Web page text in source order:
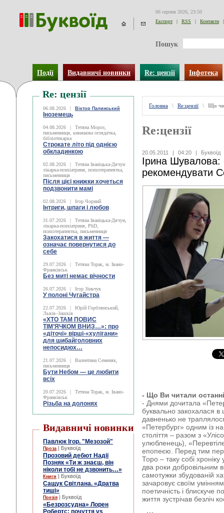
06 серпня 2026, 23:50
Експорт
| RSS | Контакти |
Пошук
Події Видавничі новинки Re: цензії Інфотека
Re: цензії
06.08.2026 | Віктор Палинський
Іноземець
04.08.2026 |
Тетяна Мороз,
письменниця, книжкова оглядачка,
бібліотекарка
Строкате літо під однією
обкладинкою
02.08.2026 |
Тетяна Іваніцька-Дячун
лікарка-психіатриня, психотерапевтка,
письменниця
Після цієї книжки хочеться
подзвонити мамі
02.08.2026 | Ігор Чорний
Інтриги, шпаги і любов
31.07.2026 |
Тетяна Іваніцька-Дячун,
лікарка-психіатриня, PhD,
психотерапевтка, письменниця
Закохатися в життя —
означає повернутися до
себе
29.07.2026 |
Тетяна Торак, м. Івано-
Франківськ
Без миті немає вічности
26.07.2026 | Ігор Зіньчук
У полоні Чугайстра
22.07.2026 |
Юрій Горблянський,
Львів–Зашків
«ХТО ТАМ ПОВИС
ТІМ’ЯЧКОМ ВНИЗ…»: про
«діточі» вірші-«хулігани»
для шибайголовних
непосидюх…
21.07.2026 |
Валентина Семеняк,
письменниця
Бути Небом ― це любити
всіх
20.07.2026 |
Тетяна Торак, м. Івано-
Франківськ
Різьба на долонях
Видавничі новинки
Павлюк Ігор. "Мезозой"
Проза | Буквоїд
Прозовий дебют Надії
Позняк «Ти ж знаєш, він
ніколи тобі не дзвонить…»
Книги | Буквоїд
Сащук Світлана. «Дратва
тиші»
Поезія | Буквоїд
«Безрозсудна» Лорен
Робертс: почуття vs
Головна \ Re:цензії \ Що
Re:цензії
20.05.2011 | 04:20 | Буквоїд
Ірина
рекомендувати
- Що Ви читали
- Днями дочитала
буквально закохалася
давненько не
«Петербург» одним із
століття – разом з
улюбленець),
епопеєю. Перед тим
Торо – таку собі
два роки добровільним
самотужки збудованій
зачаровує своїм
поетичність і блискуче
життя зустрічав безліч